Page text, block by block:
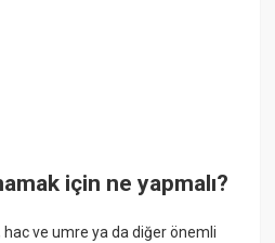
için ne yapmalı?
hac ve umre ya da diğer önemli